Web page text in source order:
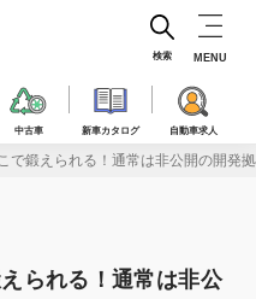
中古車 新車カタログ 自動車求人
検索 MENU
で鍛えられる！通常は非公開の開発
られる！通常は非公